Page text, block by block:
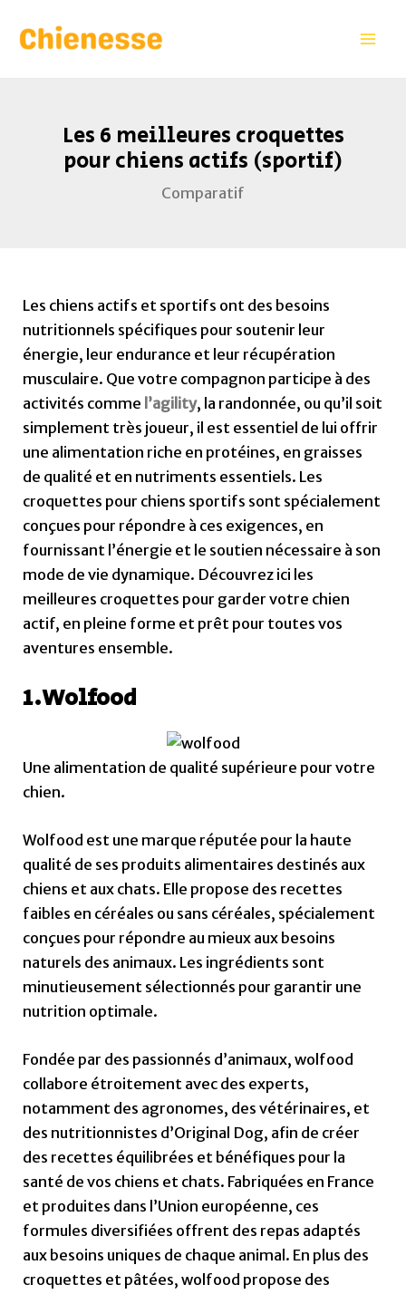
Les 6 meilleures croquettes
pour chiens actifs (sportif)
Comparatif
Les chiens actifs et sportifs ont des besoins
nutritionnels spécifiques pour soutenir leur
énergie, leur endurance et leur récupération
musculaire. Que votre compagnon participe à des
activités comme l’agility, la randonnée, ou qu’il soit
simplement très joueur, il est essentiel de lui offrir
une alimentation riche en protéines, en graisses
de qualité et en nutriments essentiels. Les
croquettes pour chiens sportifs sont spécialement
conçues pour répondre à ces exigences, en
fournissant l’énergie et le soutien nécessaire à son
mode de vie dynamique. Découvrez ici les
meilleures croquettes pour garder votre chien
actif, en pleine forme et prêt pour toutes vos
aventures ensemble.
1.Wolfood
Une alimentation de qualité supérieure pour votre
chien.
Wolfood est une marque réputée pour la haute
qualité de ses produits alimentaires destinés aux
chiens et aux chats. Elle propose des recettes
faibles en céréales ou sans céréales, spécialement
conçues pour répondre au mieux aux besoins
naturels des animaux. Les ingrédients sont
minutieusement sélectionnés pour garantir une
nutrition optimale.
Fondée par des passionnés d’animaux, wolfood
collabore étroitement avec des experts,
notamment des agronomes, des vétérinaires, et
des nutritionnistes d’Original Dog, afin de créer
des recettes équilibrées et bénéfiques pour la
santé de vos chiens et chats. Fabriquées en France
et produites dans l’Union européenne, ces
formules diversifiées offrent des repas adaptés
aux besoins uniques de chaque animal. En plus des
croquettes et pâtées, wolfood propose des
des